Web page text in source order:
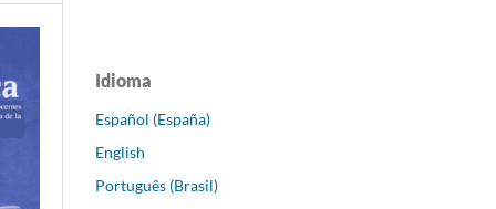
Idioma
Español (España)
English
Português (Brasil)